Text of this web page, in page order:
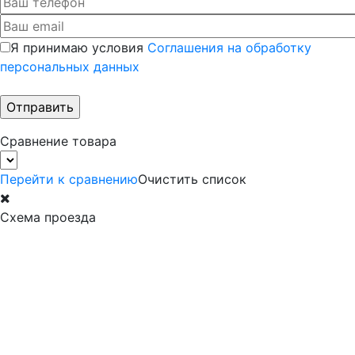
Я принимаю условия Соглашения на обработку
персональных данных
Сравнение товара
Перейти к сравнениюОчистить список
Схема проезда